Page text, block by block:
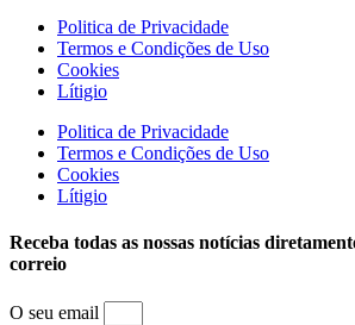
Politica de Privacidade
Termos e Condições de Uso
Cookies
Lítigio
Politica de Privacidade
Termos e Condições de Uso
Cookies
Lítigio
Receba todas as nossas notícias
correio
O seu email